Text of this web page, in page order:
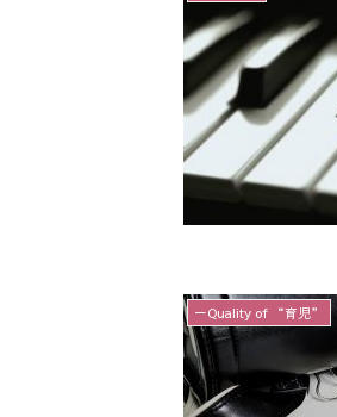
－Quality of “育児”